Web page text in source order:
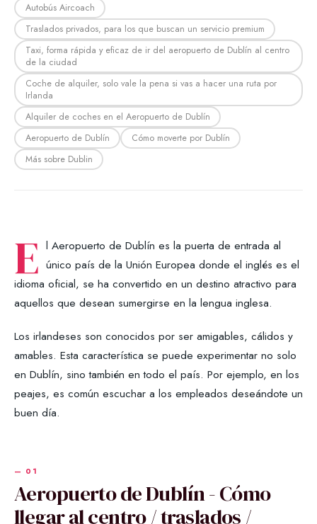
Autobús Aircoach
Traslados privados, para los que buscan un servicio premium
Taxi, forma rápida y eficaz de ir del aeropuerto de Dublín al centro
de la ciudad
Coche de alquiler, solo vale la pena si vas a hacer una ruta por
Irlanda
Alquiler de coches en el Aeropuerto de Dublín
Aeropuerto de Dublín
Cómo moverte por Dublín
Más sobre Dublin
E l Aeropuerto de Dublín es la puerta de entrada al
único país de la Unión Europea donde el inglés es el
idioma oficial, se ha convertido en un destino atractivo para
aquellos que desean sumergirse en la lengua inglesa.
Los irlandeses son conocidos por ser amigables, cálidos y
amables. Esta característica se puede experimentar no solo
en Dublín, sino también en todo el país. Por ejemplo, en los
peajes, es común escuchar a los empleados deseándote un
buen día.
Aeropuerto de Dublín - Cómo
llegar al centro / traslados /